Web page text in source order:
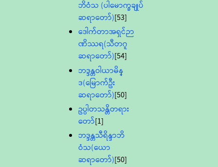
ဘိဝံသ (ပါမောက္ခချုပ်
ဆရာတော်)[53]
ဒေါက်တာအရှင်ဉာ
ဏိဿရ(သီတဂူ
ဆရာတော်)[54]
ဘဒ္ဒန္တဝါယာမိန္
ဒ(မြောက်ဦး
ဆရာတော်)[50]
ဥပ္ပါတသန္တိတရား
တော်[1]
ဘဒ္ဒန္တသီရိန္ဒာဘိ
ဝံသ(ယော
ဆရာတော်)[50]